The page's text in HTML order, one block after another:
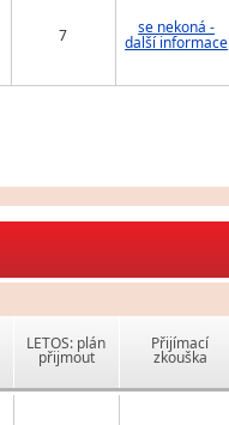
7 se nekoná -
další informace
LETOS: plán
přijmout
Přijímací
zkouška